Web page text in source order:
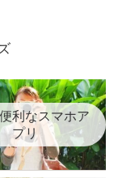
利なスマホア
プリ